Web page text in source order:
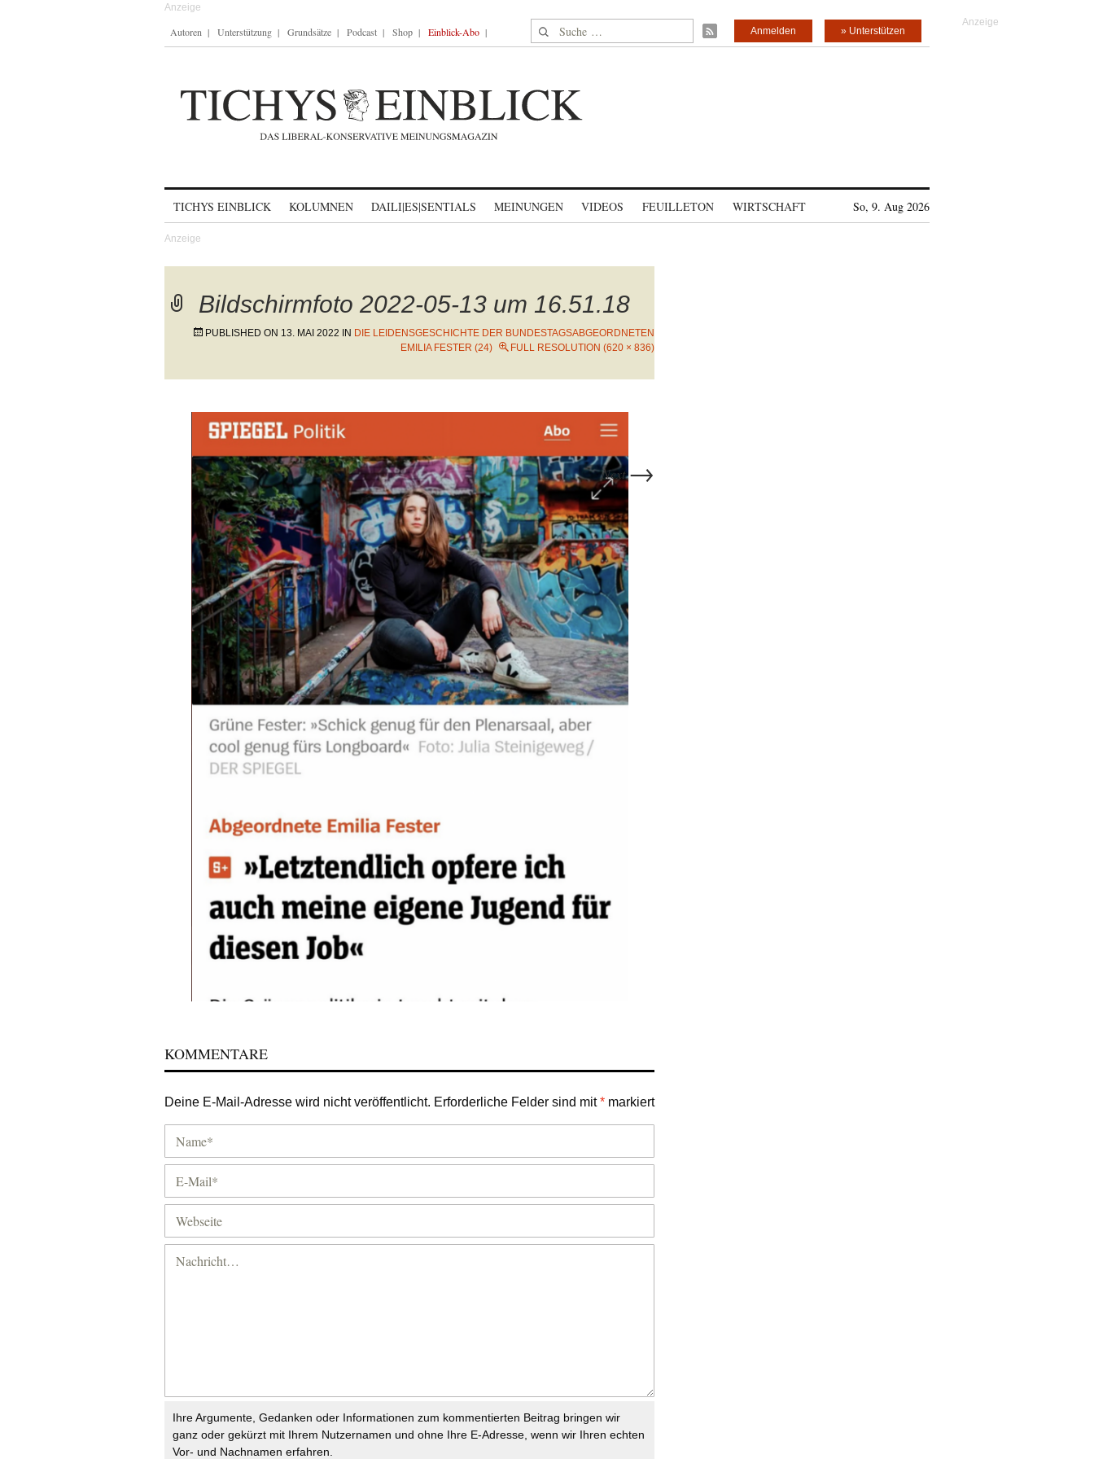
Autoren Unterstützung Grundsätze Podcast Shop Einblick-Abo Suche nach: » Unterstützen
Anmelden
TICHYS EINBLICK KOLUMNEN DAILI|ES|SENTIALS MEINUNGEN VIDEOS FEUILLETON WIRTSCHAFT So, 9. Aug 2026
Bildschirmfoto 2022-05-13 um 16.51.18
PUBLISHED ON 13. MAI 2022 IN DIE LEIDENSGESCHICHTE DER BUNDESTAGSABGEORDNETEN
EMILIA FESTER (24)
FULL RESOLUTION (620 × 836)
Next→
KOMMENTARE
Deine E-Mail-Adresse wird nicht veröffentlicht. Erforderliche Felder sind mit* markiert
Ihre Argumente, Gedanken oder Informationen zum kommentierten Beitrag bringen wir
ganz oder gekürzt mit Ihrem Nutzernamen und ohne Ihre E-Adresse, wenn wir Ihren echten
Vor- und Nachnamen erfahren.